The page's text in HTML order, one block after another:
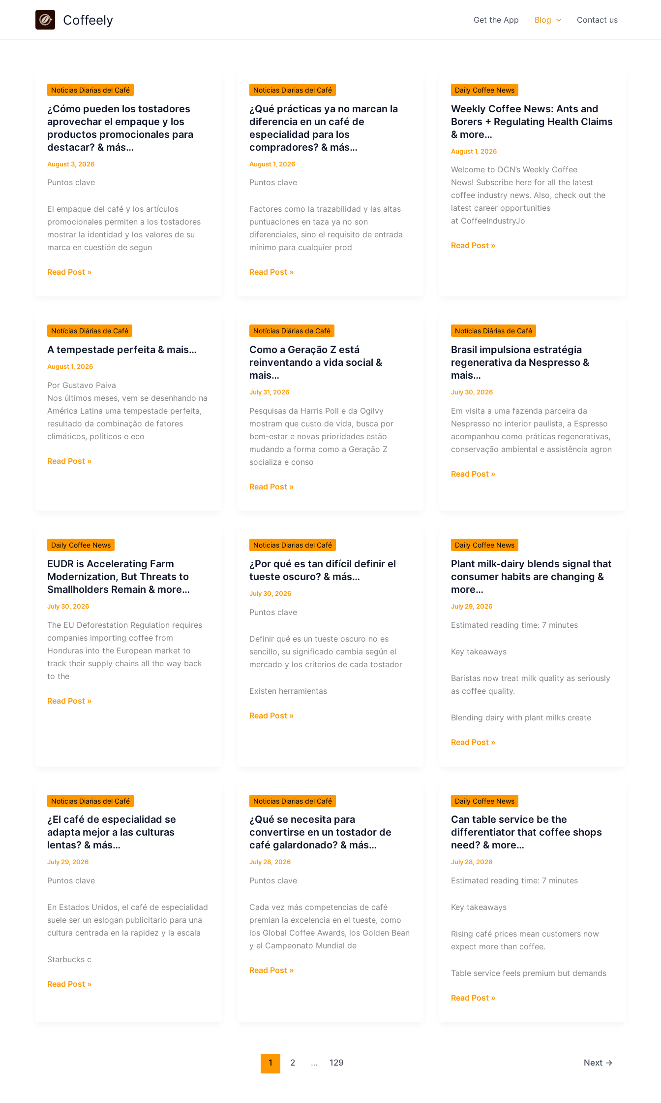
Coffeely Get the App Blog Contact us
Noticias Diarias del Café
¿Cómo pueden los tostadores
aprovechar el empaque y los
productos promocionales para
destacar? & más…
August 3, 2026
Puntos clave
El empaque del café y los artículos
promocionales permiten a los tostadores
mostrar la identidad y los valores de su
marca en cuestión de segun
¿Cómo
aprovechar
el
empaque
productos
promocionales
para
destacar?
&
Read Post »
Noticias Diarias del Café
¿Qué prácticas ya no marcan la
diferencia en un café de
especialidad para los
compradores? & más…
August 1, 2026
Puntos clave
Factores como la trazabilidad y las altas
puntuaciones en taza ya no son
diferenciales, sino el requisito de entrada
mínimo para cualquier prod
¿Qué
marcan
la
diferencia
en
un
especialidad
para
los
compradores?
&
Read Post »
Daily Coffee News
Weekly Coffee News: Ants and
Borers + Regulating Health Claims
& more…
August 1, 2026
Welcome to DCN’s Weekly Coffee
News! Subscribe here for all the latest
coffee industry news. Also, check out the
latest career opportunities
at CoffeeIndustryJo
Weekly
Regulating
Health
Claims
&
Read Post »
Notícias Diárias de Café
A tempestade perfeita & mais…
August 1, 2026
Por Gustavo Paiva
Nos últimos meses, vem se desenhando na
América Latina uma tempestade perfeita,
resultado da combinação de fatores
climáticos, políticos e eco
A
Read Post »
Notícias Diárias de Café
Como a Geração Z está
reinventando a vida social &
mais…
July 31, 2026
Pesquisas da Harris Poll e da Ogilvy
mostram que custo de vida, busca por
bem-estar e novas prioridades estão
mudando a forma como a Geração Z
socializa e conso
Como
está
reinventando
a
vida
mais…
Read Post »
Notícias Diárias de Café
Brasil impulsiona estratégia
regenerativa da Nespresso &
mais…
July 30, 2026
Em visita a uma fazenda parceira da
Nespresso no interior paulista, a Espresso
acompanhou como práticas regenerativas,
conservação ambiental e assistência agron
Brasil
Nespresso
&
mais…
Read Post »
Daily Coffee News
EUDR is Accelerating Farm
Modernization, But Threats to
Smallholders Remain & more…
July 30, 2026
The EU Deforestation Regulation requires
companies importing coffee from
Honduras into the European market to
track their supply chains all the way back
to the
EUDR
Smallholders
Remain
&
more…
Read Post »
Noticias Diarias del Café
¿Por qué es tan difícil definir el
tueste oscuro? & más…
July 30, 2026
Puntos clave
Definir qué es un tueste oscuro no es
sencillo, su significado cambia según el
mercado y los criterios de cada tostador
Existen herramientas
¿Por
tueste
oscuro?
&
más…
Read Post »
Daily Coffee News
Plant milk-dairy blends signal that
consumer habits are changing &
more…
July 29, 2026
Estimated reading time: 7 minutes
Key takeaways
Baristas now treat milk quality as seriously
as coffee quality.
Blending dairy with plant milks create
Plant
signal
that
consumer
habits
are
more…
Read Post »
Noticias Diarias del Café
¿El café de especialidad se
adapta mejor a las culturas
lentas? & más…
July 29, 2026
Puntos clave
En Estados Unidos, el café de especialidad
suele ser un eslogan publicitario para una
cultura centrada en la rapidez y la escala
Starbucks c
¿El
Read Post »
Noticias Diarias del Café
¿Qué se necesita para
convertirse en un tostador de
café galardonado? & más…
July 28, 2026
Puntos clave
Cada vez más competencias de café
premian la excelencia en el tueste, como
los Global Coffee Awards, los Golden Bean
y el Campeonato Mundial de
¿Qué
tostador
Read Post »
Daily Coffee News
Can table service be the
differentiator that coffee shops
need? & more…
July 28, 2026
Estimated reading time: 7 minutes
Key takeaways
Rising café prices mean customers now
expect more than coffee.
Table service feels premium but demands
Can
Read Post »
1 2 … 129 Next →